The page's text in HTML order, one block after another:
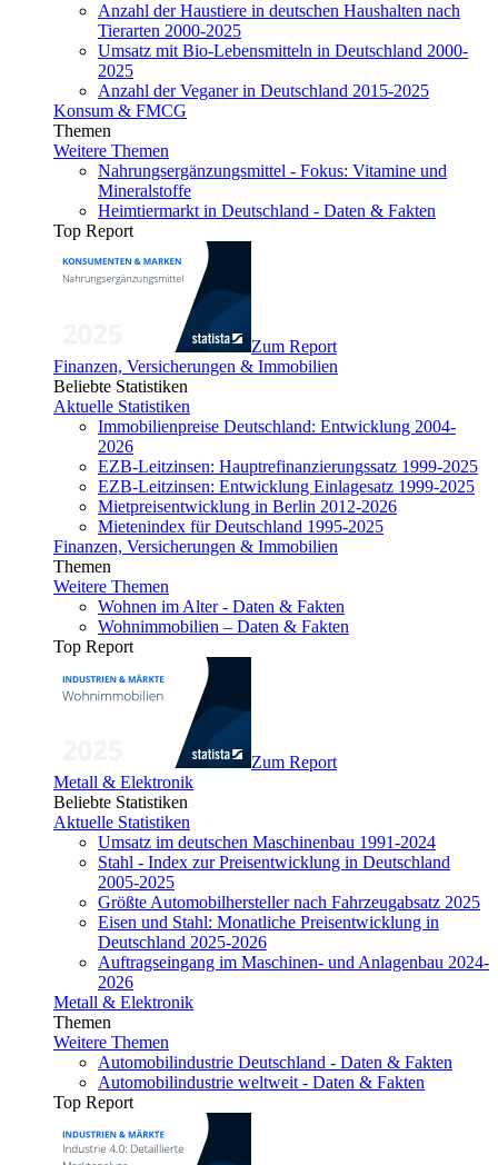
Anzahl der Haustiere in deutschen Haushalten nach
Tierarten 2000-2025
Umsatz mit Bio-Lebensmitteln in Deutschland 2000-
2025
Anzahl der Veganer in Deutschland 2015-2025
Konsum & FMCG
Themen
Weitere Themen
Nahrungsergänzungsmittel - Fokus: Vitamine und
Mineralstoffe
Heimtiermarkt in Deutschland - Daten & Fakten
Top Report
Zum Report
Finanzen, Versicherungen & Immobilien
Beliebte Statistiken
Aktuelle Statistiken
Immobilienpreise Deutschland: Entwicklung 2004-
2026
EZB-Leitzinsen: Hauptrefinanzierungssatz 1999-2025
EZB-Leitzinsen: Entwicklung Einlagesatz 1999-2025
Mietpreisentwicklung in Berlin 2012-2026
Mietenindex für Deutschland 1995-2025
Finanzen, Versicherungen & Immobilien
Themen
Weitere Themen
Wohnen im Alter - Daten & Fakten
Wohnimmobilien – Daten & Fakten
Top Report
Zum Report
Metall & Elektronik
Beliebte Statistiken
Aktuelle Statistiken
Umsatz im deutschen Maschinenbau 1991-2024
Stahl - Index zur Preisentwicklung in Deutschland
2005-2025
Größte Automobilhersteller nach Fahrzeugabsatz 2025
Eisen und Stahl: Monatliche Preisentwicklung in
Deutschland 2025-2026
Auftragseingang im Maschinen- und Anlagenbau 2024-
2026
Metall & Elektronik
Themen
Weitere Themen
Automobilindustrie Deutschland - Daten & Fakten
Automobilindustrie weltweit - Daten & Fakten
Top Report